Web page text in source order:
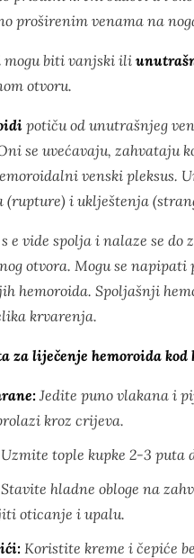
proširenim venama na
mogu biti vanjski ili
otvoru.
potiču od unutrašnjeg
se uvećavaju, zahvataju
venski pleksus.
(rupture) i uklještenja
s e vide spolja i nalaze se
otvora. Mogu se
hemoroida. Spoljašnji
krvarenja.
za liječenje hemoroida kod
Jedite puno vlakana i
kroz crijeva.
Uzmite tople kupke 2-3 puta
Stavite hladne obloge na
oticanje i upalu.
Koristite kreme i čepiće